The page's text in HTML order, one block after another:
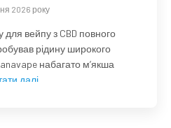
2026 року
вейпу з CBD повного
рідину широкого
набагато м’якша
далі